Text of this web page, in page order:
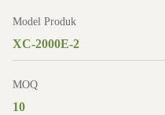
Model Produk
XC-2000E-2
MOQ
10